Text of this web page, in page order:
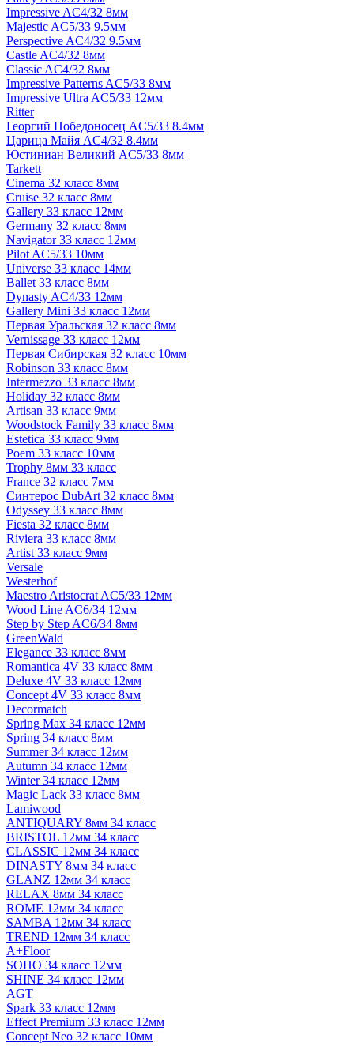
Impressive AC4/32 8мм
Majestic AC5/33 9.5мм
Perspective AC4/32 9.5мм
Castle AC4/32 8мм
Classic AC4/32 8мм
Impressive Patterns AC5/33 8мм
Impressive Ultra AC5/33 12мм
Ritter
Георгий Победоносец AC5/33 8.4мм
Царица Майя AC4/32 8.4мм
Юстиниан Великий AC5/33 8мм
Tarkett
Cinema 32 класс 8мм
Cruise 32 класс 8мм
Gallery 33 класс 12мм
Germany 32 класс 8мм
Navigator 33 класс 12мм
Pilot AC5/33 10мм
Universe 33 класс 14мм
Ballet 33 класс 8мм
Dynasty AC4/33 12мм
Gallery Mini 33 класс 12мм
Первая Уральская 32 класс 8мм
Vernissage 33 класс 12мм
Первая Сибирская 32 класс 10мм
Robinson 33 класс 8мм
Intermezzo 33 класс 8мм
Holiday 32 класс 8мм
Artisan 33 класс 9мм
Woodstock Family 33 класс 8мм
Estetica 33 класс 9мм
Poem 33 класс 10мм
Trophy 8мм 33 класс
France 32 класс 7мм
Синтерос DubArt 32 класс 8мм
Odyssey 33 класс 8мм
Fiesta 32 класс 8мм
Riviera 33 класс 8мм
Artist 33 класс 9мм
Versale
Westerhof
Maestro Aristocrat AC5/33 12мм
Wood Line AC6/34 12мм
Step by Step AC6/34 8мм
GreenWald
Elegance 33 класс 8мм
Romantica 4V 33 класс 8мм
Deluxe 4V 33 класс 12мм
Concept 4V 33 класс 8мм
Decormatch
Spring Max 34 класс 12мм
Spring 34 класс 8мм
Summer 34 класс 12мм
Autumn 34 класс 12мм
Winter 34 класс 12мм
Magic Lack 33 класс 8мм
Lamiwood
ANTIQUARY 8мм 34 класс
BRISTOL 12мм 34 класс
CLASSIC 12мм 34 класс
DINASTY 8мм 34 класс
GLANZ 12мм 34 класс
RELAX 8мм 34 класс
ROME 12мм 34 класс
SAMBA 12мм 34 класс
TREND 12мм 34 класс
A+Floor
SOHO 34 класс 12мм
SHINE 34 класс 12мм
AGT
Spark 33 класс 12мм
Effect Premium 33 класс 12мм
Concept Neo 32 класс 10мм